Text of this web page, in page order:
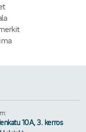
10A, 3. kerros